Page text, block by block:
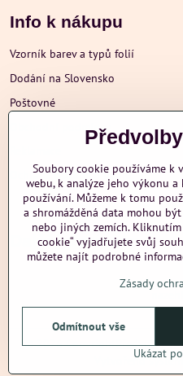
Info k nákupu
Vzorník barev a typů folií
Dodání na Slovensko
Poštovné
Obchodní podmínky
Ochrana osobních údajů
Další informace
©2026CopyrightPředvolby
Vytvořeno
Soubory cookie používáme k
webu, k analýze jeho výkonu
používání. Můžeme k tomu
a shromážděná data mohou
nebo jiných zemích.
cookie“ vyjadřujete svůj
můžete najít podrobné
Zásady
Ukázat
Odmítnout vše